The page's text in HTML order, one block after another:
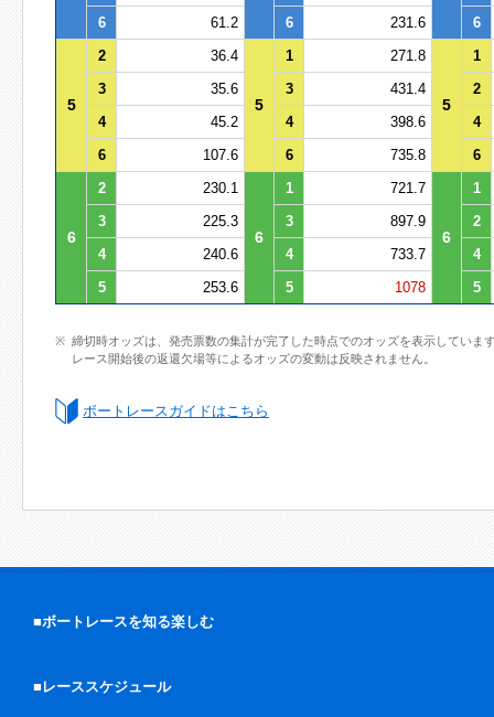
6
61.2 6 231.6 6
5
2 36.4
5
1 271.8
5
1
3
35.6 3 431.4
2
4
45.2 4 398.6
4
6
107.6 6 735.8 6
6
2 230.1
6
1 721.7
6
1
3
225.3 3 897.9
2
4
240.6 4 733.7
4
5
253.6 5 1078 5
締切時オッズは、発売票数の集計が完了した時点でのオッズを表示していま
レース開始後の返還欠場等によるオッズの変動は反映されません。
ボートレースガイドはこちら
■ボートレースを知る楽しむ
■レーススケジュール